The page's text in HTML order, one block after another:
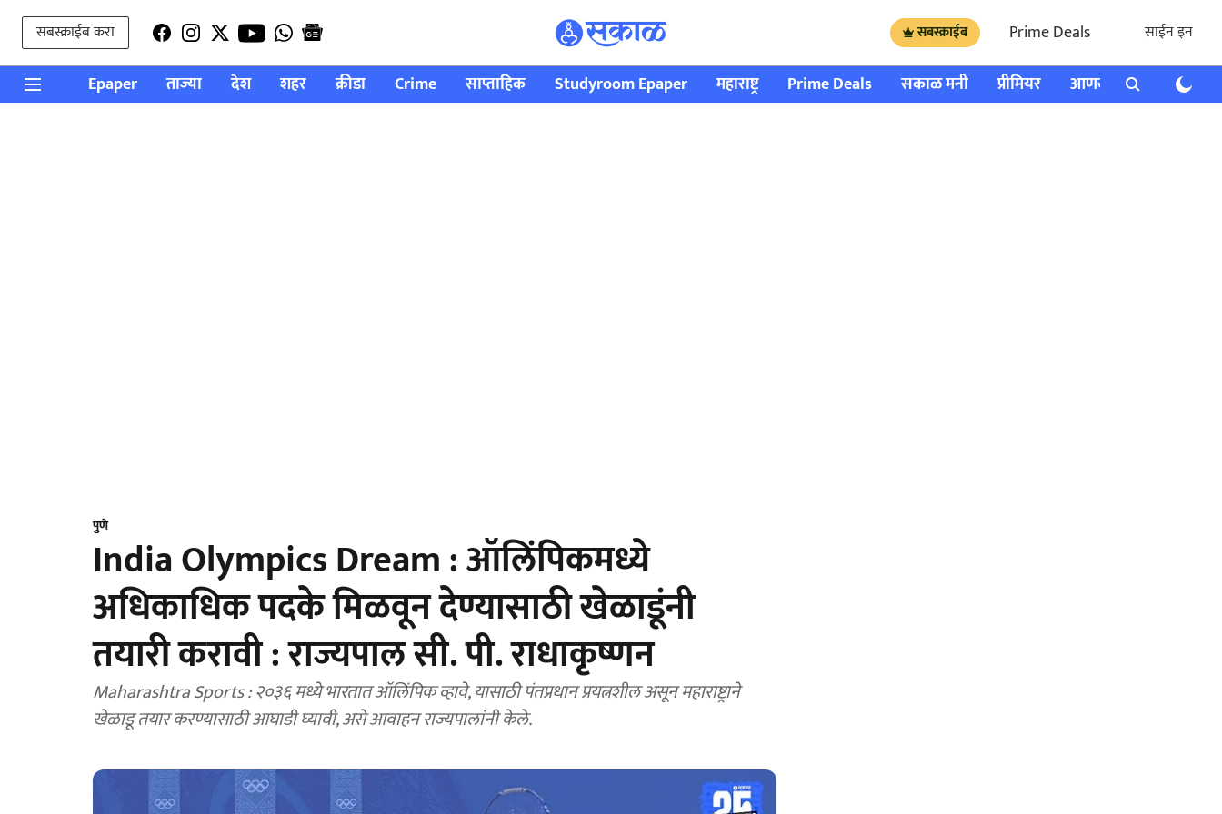
सबस्क्राईब करा सबस्क्राईब Prime Deals साईन इन
Epaper ताज्या देश शहर क्रीडा Crime साप्ताहिक Studyroom Epaper महाराष्ट्र Prime Deals सकाळ मनी प्रीमियर आणखी राशी भविष्य
पुणे
India Olympics Dream : ऑलिंपिकमध्ये
अधिकाधिक पदके मिळवून देण्यासाठी खेळाडूंनी
तयारी करावी : राज्यपाल सी. पी. राधाकृष्णन
Maharashtra Sports : २०३६ मध्ये भारतात ऑलिंपिक व्हावे, यासाठी पंतप्रधान प्रयत्नशील असून महाराष्ट्राने
खेळाडू तयार करण्यासाठी आघाडी घ्यावी, असे आवाहन राज्यपालांनी केले.